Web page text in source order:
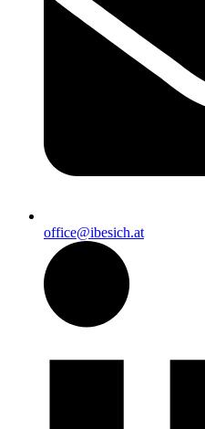
office@ibesich.at